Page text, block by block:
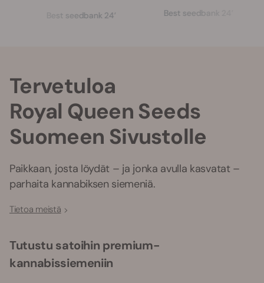
Best seedbank 24’ Best seedbank 24’
Tervetuloa
Royal Queen Seeds
Suomeen Sivustolle
Paikkaan, josta löydät – ja jonka avulla kasvatat –
parhaita kannabiksen siemeniä.
Tietoa meistä
Tutustu satoihin premium-
kannabissiemeniin